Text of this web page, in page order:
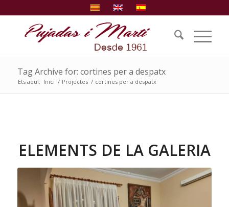
Tag Archive for: cortines per a despatx
Ets aquí: Inici / Projectes / cortines per a despatx
ELEMENTS DE LA GALERIA